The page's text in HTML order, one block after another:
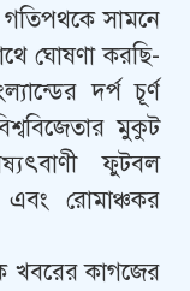
গতিপথকে সামনে
ঘোষণা করছি-
দর্প চূর্ণ
মুকুট
ফুটবল
রোমাঞ্চকর
খবরের কাগজের